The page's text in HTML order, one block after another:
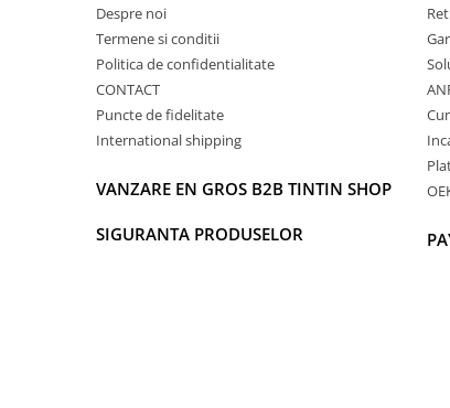
Despre noi
Termene si conditii
Politica de confidentialitate
CONTACT
Puncte de fidelitate
International shipping
VANZARE EN GROS B2B TINTIN SHOP
SIGURANTA PRODUSELOR